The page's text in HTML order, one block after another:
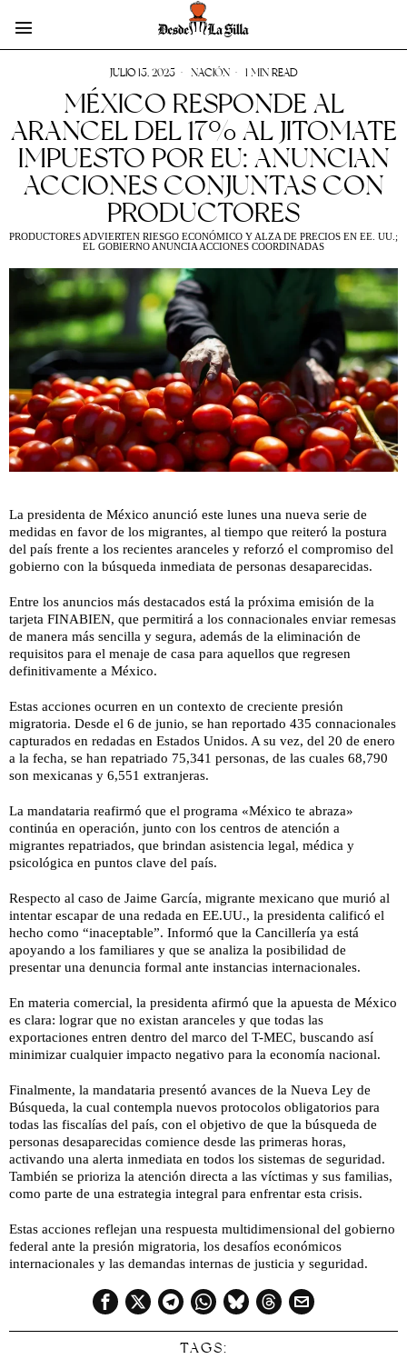
JULIO 15, 2025 NACIÓN 1 MIN READ
MÉXICO RESPONDE AL
ARANCEL DEL 17% AL JITOMATE
IMPUESTO POR EU: ANUNCIAN
ACCIONES CONJUNTAS CON
PRODUCTORES
PRODUCTORES ADVIERTEN RIESGO ECONÓMICO Y ALZA DE PRECIOS EN EE. UU.;
EL GOBIERNO ANUNCIA ACCIONES COORDINADAS
La presidenta de México anunció este lunes una nueva serie de
medidas en favor de los migrantes, al tiempo que reiteró la postura
del país frente a los recientes aranceles y reforzó el compromiso del
gobierno con la búsqueda inmediata de personas desaparecidas.
Entre los anuncios más destacados está la próxima emisión de la
tarjeta FINABIEN, que permitirá a los connacionales enviar remesas
de manera más sencilla y segura, además de la eliminación de
requisitos para el menaje de casa para aquellos que regresen
definitivamente a México.
Estas acciones ocurren en un contexto de creciente presión
migratoria. Desde el 6 de junio, se han reportado 435 connacionales
capturados en redadas en Estados Unidos. A su vez, del 20 de enero
a la fecha, se han repatriado 75,341 personas, de las cuales 68,790
son mexicanas y 6,551 extranjeras.
La mandataria reafirmó que el programa «México te abraza»
continúa en operación, junto con los centros de atención a
migrantes repatriados, que brindan asistencia legal, médica y
psicológica en puntos clave del país.
Respecto al caso de Jaime García, migrante mexicano que murió al
intentar escapar de una redada en EE.UU., la presidenta calificó el
hecho como “inaceptable”. Informó que la Cancillería ya está
apoyando a los familiares y que se analiza la posibilidad de
presentar una denuncia formal ante instancias internacionales.
En materia comercial, la presidenta afirmó que la apuesta de México
es clara: lograr que no existan aranceles y que todas las
exportaciones entren dentro del marco del T-MEC, buscando así
minimizar cualquier impacto negativo para la economía nacional.
Finalmente, la mandataria presentó avances de la Nueva Ley de
Búsqueda, la cual contempla nuevos protocolos obligatorios para
todas las fiscalías del país, con el objetivo de que la búsqueda de
personas desaparecidas comience desde las primeras horas,
activando una alerta inmediata en todos los sistemas de seguridad.
También se prioriza la atención directa a las víctimas y sus familias,
como parte de una estrategia integral para enfrentar esta crisis.
Estas acciones reflejan una respuesta multidimensional del gobierno
federal ante la presión migratoria, los desafíos económicos
internacionales y las demandas internas de justicia y seguridad.
TAGS: